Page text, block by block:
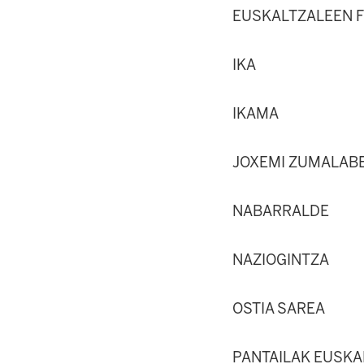
EUSKALTZALEEN
IKA
IKAMA
JOXEMI
NABARRALDE
NAZIOGINTZA
OSTIA SAREA
PANTAILAK